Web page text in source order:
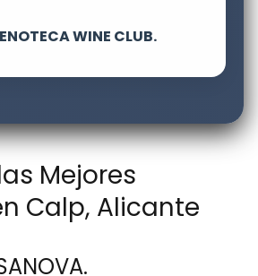
WINE CLUB.
Mejores
Calp, Alicante